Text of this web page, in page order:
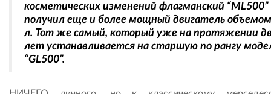
косметических изменений флагманский “МL500”
получил еще и более мощный двигатель
л. Тот же самый, который уже на протяжении
лет устанавливается на старшую по рангу
“GL500”.